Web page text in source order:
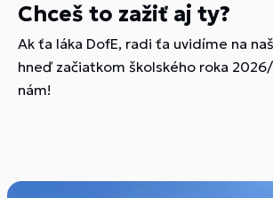
Chceš to zažiť aj ty?
Ak ťa láka DofE, radi ťa uvidíme na
hneď začiatkom školského roka
nám!